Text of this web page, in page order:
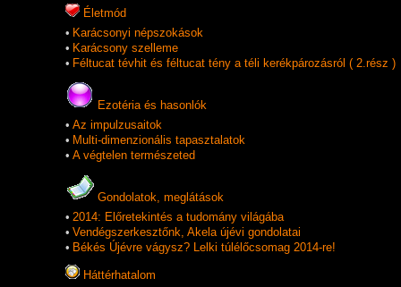
Életmód
• Karácsonyi népszokások
• Karácsony szelleme
• Féltucat tévhit és féltucat tény a téli kerékpározásról ( 2.rész )
Ezotéria és hasonlók
• Az impulzusaitok
• Multi-dimenzionális tapasztalatok
• A végtelen természeted
Gondolatok, meglátások
• 2014: Előretekintés a tudomány világába
• Vendégszerkesztőnk, Akela újévi gondolatai
• Békés Újévre vágysz? Lelki túlélőcsomag 2014-re!
Háttérhatalom